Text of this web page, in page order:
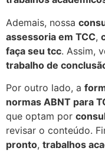
Ademais, nossa
assessoria em TCC,
faça seu tcc. Assim,
trabalho de
Por outro lado, a
normas ABNT para
que optam por
revisar o conteúdo.
pronto, trabalhos